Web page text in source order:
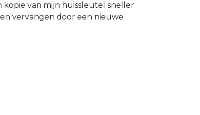
van mijn huissleutel sneller
vervangen door een nieuwe